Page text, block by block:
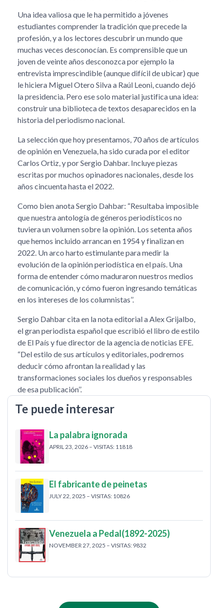
Una idea valiosa que le ha permitido a jóvenes
estudiantes comprender la tradición que precede la
profesión, y a los lectores descubrir un mundo que
muchas veces desconocían. Es comprensible que un
joven de veinte años desconozca por ejemplo la
entrevista imprescindible (aunque difícil de ubicar) que
le hiciera Miguel Otero Silva a Raúl Leoni, cuando dejó
la presidencia. Pero ese solo material justifica una idea:
construir una biblioteca de textos desaparecidos en la
historia del periodismo nacional.
La selección que hoy presentamos, 70 años de artículos
de opinión en Venezuela, ha sido curada por el editor
Carlos Ortiz, y por Sergio Dahbar. Incluye piezas
escritas por muchos opinadores nacionales, desde los
años cincuenta hasta el 2022.
Como bien anota Sergio Dahbar: “Resultaba imposible
que nuestra antología de géneros periodísticos no
tuviera un volumen sobre la opinión. Los setenta años
que hemos incluido arrancan en 1954 y finalizan en
2022. Un arco harto estimulante para medir la
evolución de la opinión periodística en el país. Una
forma de entender cómo maduraron nuestros medios
de comunicación, y cómo fueron ingresando temáticas
en los intereses de los columnistas’’.
Sergio Dahbar cita en la nota editorial a Alex Grijalbo,
el gran periodista español que escribió el libro de estilo
de El País y fue director de la agencia de noticias EFE.
“Del estilo de sus artículos y editoriales, podremos
deducir cómo afrontan la realidad y las
transformaciones sociales los dueños y responsables
de esa publicación’’.
Te puede interesar
La palabra ignorada
APRIL 23, 2026 – VISITAS: 11818
El fabricante de peinetas
JULY 22, 2025 – VISITAS: 10826
Venezuela a Pedal(1892-2025)
NOVEMBER 27, 2025 – VISITAS: 9832